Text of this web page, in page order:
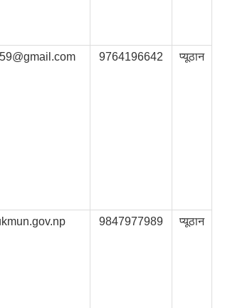
9764196642 प्यूठान
9847977989 प्यूठान